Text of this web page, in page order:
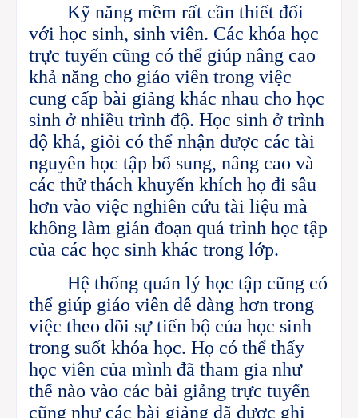
Kỹ năng mềm rất cần thiết đối
với học sinh, sinh viên. Các khóa học
trực tuyến cũng có thể giúp nâng cao
khả năng cho giáo viên trong việc
cung cấp bài giảng khác nhau cho học
sinh ở nhiều trình độ. Học sinh ở trình
độ khá, giỏi có thể nhận được các tài
nguyên học tập bổ sung, nâng cao và
các thử thách khuyến khích họ đi sâu
hơn vào việc nghiên cứu tài liệu mà
không làm gián đoạn quá trình học tập
của các học sinh khác trong lớp.
Hệ thống quản lý học tập cũng có
thể giúp giáo viên dễ dàng hơn trong
việc theo dõi sự tiến bộ của học sinh
trong suốt khóa học. Họ có thể thấy
học viên của mình đã tham gia như
thế nào vào các bài giảng trực tuyến
cũng như các bài giảng đã được ghi